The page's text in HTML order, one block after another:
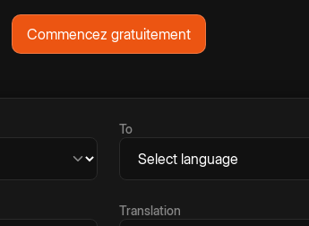
Commencez gratuitement
To
Translation